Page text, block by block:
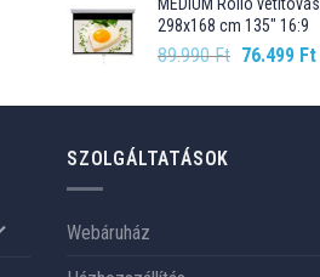
was:
109.990
298x168 cm 135" 16:9
89.990Ft Original
was:
76.499 Ft
SZOLGÁLTATÁSOK
Webáruház